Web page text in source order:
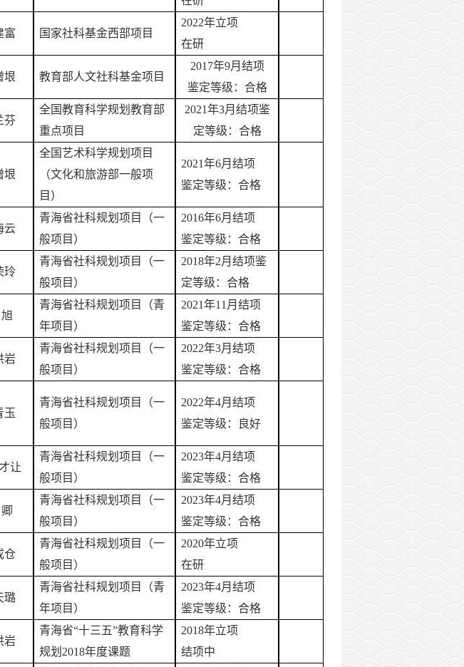
富 国家社科基金西部项目
2022年立项
在研
垠 教育部人文社科基金项目
2017年9月结项
鉴定等级：合格
芬
全国教育科学规划教育部
重点项目
2021年3月结项鉴
定等级：合格
垠
全国艺术科学规划项目
（文化和旅游部一般项
目）
2021年6月结项
鉴定等级：合格
云
青海省社科规划项目（一
般项目）
2016年6月结项
鉴定等级：合格
玲
青海省社科规划项目（一
般项目）
2018年2月结项鉴
定等级：合格
旭
青海省社科规划项目（青
年项目）
2021年11月结项
鉴定等级：合格
岩
青海省社科规划项目（一
般项目）
2022年3月结项
鉴定等级：合格
玉
青海省社科规划项目（一
般项目）
2022年4月结项
鉴定等级：良好
让
青海省社科规划项目（一
般项目）
2023年4月结项
鉴定等级：合格
卿
青海省社科规划项目（一
般项目）
2023年4月结项
鉴定等级：合格
仓
青海省社科规划项目（一
般项目）
2020年立项
在研
璐
青海省社科规划项目（青
年项目）
2023年4月结项
鉴定等级：合格
岩
青海省“十三五”教育科学
规划2018年度课题
2018年立项
结项中